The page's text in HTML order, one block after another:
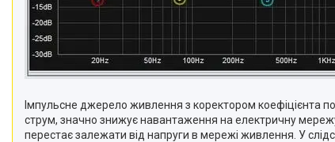
Імпульсне джерело живлення з коректором коефіцієнта
струм, значно знижує навантаження на електричну
перестає залежати від напруги в мережі живлення. У